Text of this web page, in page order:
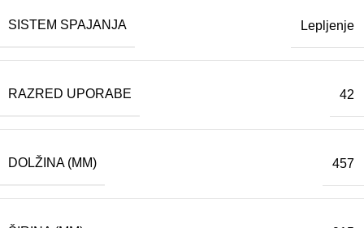
SISTEM SPAJANJA Lepljenje
RAZRED UPORABE 42
DOLŽINA (MM) 457